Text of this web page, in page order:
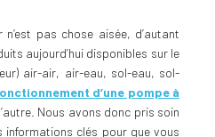
pas chose aisée, d’autant
aujourd’hui disponibles sur le
air-air, air-eau, sol-eau, sol-
d’une pompe à
Nous avons donc pris soin
informations clés pour que vous